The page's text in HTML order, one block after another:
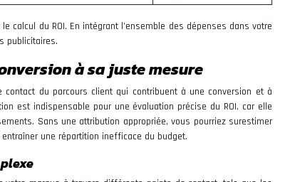
du ROI. En intégrant l’ensemble des dépenses dans votre
publicitaires.
à sa juste mesure
du parcours client qui contribuent à une conversion et à
est indispensable pour une évaluation précise du ROI, car elle
Sans une attribution appropriée, vous pourriez surestimer
une répartition inefficace du budget.